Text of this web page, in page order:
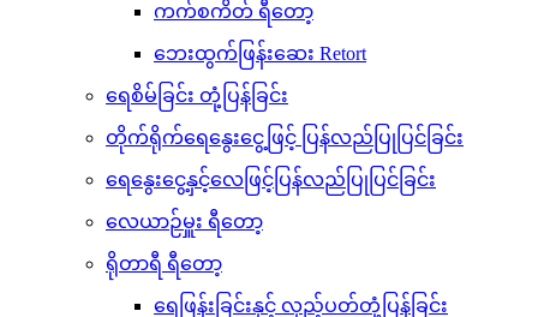
ကက်စကိတ် ရီတော့
ဘေးထွက်ဖြန်းဆေး Retort
ရေစိမ်ခြင်း တုံ့ပြန်ခြင်း
တိုက်ရိုက်ရေနွေးငွေ့ဖြင့် ပြန်လည်ပြုပြင်ခြင်း
ရေနွေးငွေ့နှင့်လေဖြင့်ပြန်လည်ပြုပြင်ခြင်း
လေယာဉ်မှူး ရီတော့
ရိုတာရီ ရီတော့
ရေဖြန်းခြင်းနှင့် လှည့်ပတ်တုံ့ပြန်ခြင်း